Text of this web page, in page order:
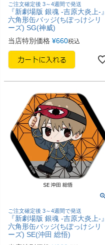
ご注文確定後 3～4週間で発送
『新劇場版 銀魂 -吉原大炎上-』
六角形缶バッジ(ちぽっけシリ
ーズ) SG(神威)
当店特別価格 ¥660税込
ご注文確定後 3～4週間で発送
『新劇場版 銀魂 -吉原大炎上-』
六角形缶バッジ(ちぽっけシリ
ーズ) SE(沖田 総悟)